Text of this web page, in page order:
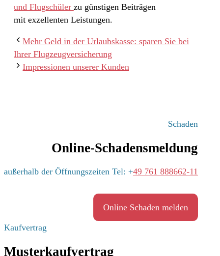
und Flugschüler zu günstigen Beiträgen
mit exzellenten Leistungen.
Mehr Geld in der Urlaubskasse: sparen Sie bei
Ihrer Flugzeugversicherung
Impressionen unserer Kunden
Schaden
Online-Schadensmeldung
außerhalb der Öffnungszeiten Tel: +49 761 888662-11
Online Schaden melden
Kaufvertrag
Musterkaufvertrag